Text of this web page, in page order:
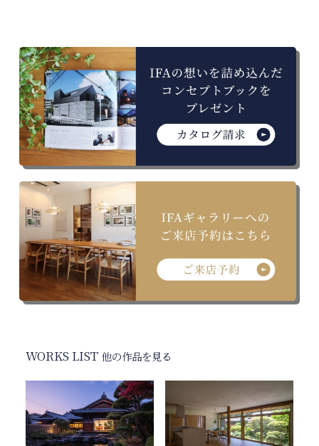
WORKS LIST 他の作品を見る